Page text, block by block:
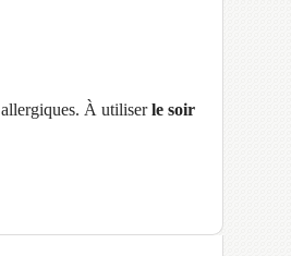
allergiques. À utiliserle soir